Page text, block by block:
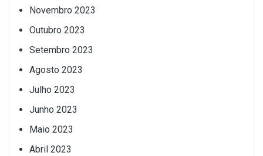
Novembro 2023
Outubro 2023
Setembro 2023
Agosto 2023
Julho 2023
Junho 2023
Maio 2023
Abril 2023